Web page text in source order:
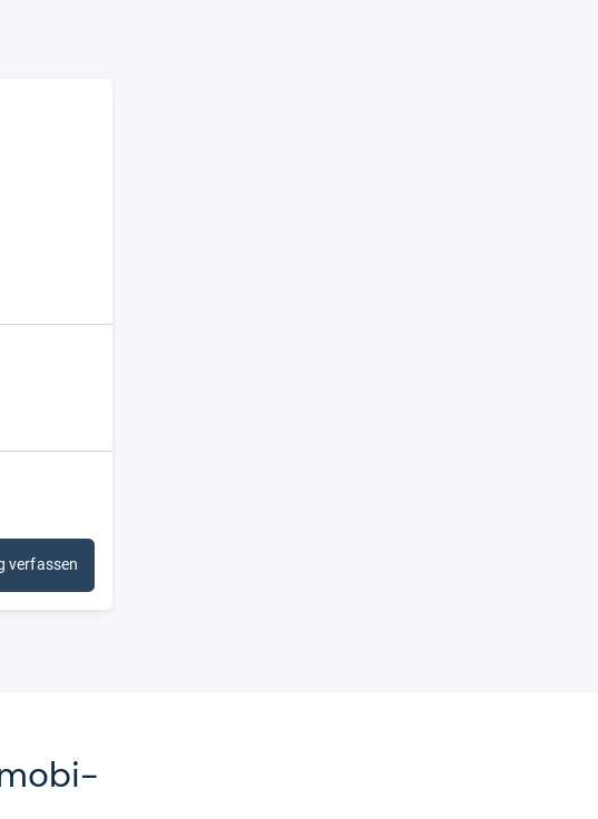
verfassen
mobi­